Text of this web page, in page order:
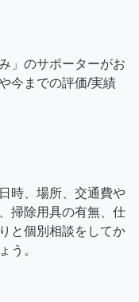
」のサポーターがお
今までの評価/実績
時、場所、交通費や
掃除用具の有無、仕
と個別相談をしてか
う。